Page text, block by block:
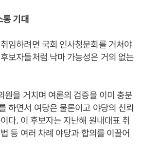
기대
임하려면 국회 인사청문회를 거쳐야
보자들처럼 낙마 가능성은 거의 없는
원을 거치며 여론의 검증을 이미 충분
하면서 여당은 물론이고 야당의 신뢰
다. 이 후보자는 지난해 원내대표 취
등 여러 차례 야당과 합의를 이끌어